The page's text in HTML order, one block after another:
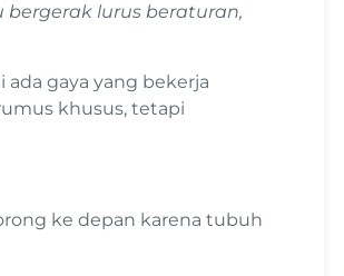
lurus beraturan,
gaya yang bekerja
khusus, tetapi
ke depan karena tubuh